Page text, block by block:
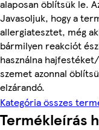
alaposan öblítsük le.
Javasoljuk, hogy a
allergiatesztet, még
bármilyen reakciót
használna
szemet azonnal
elzárandó.
Kategória összes
Termékleírás